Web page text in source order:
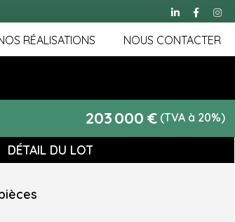
RÉALISATIONS NOUS CONTACTER
203 000 € (TVA à 20%)
DÉTAIL DU LOT